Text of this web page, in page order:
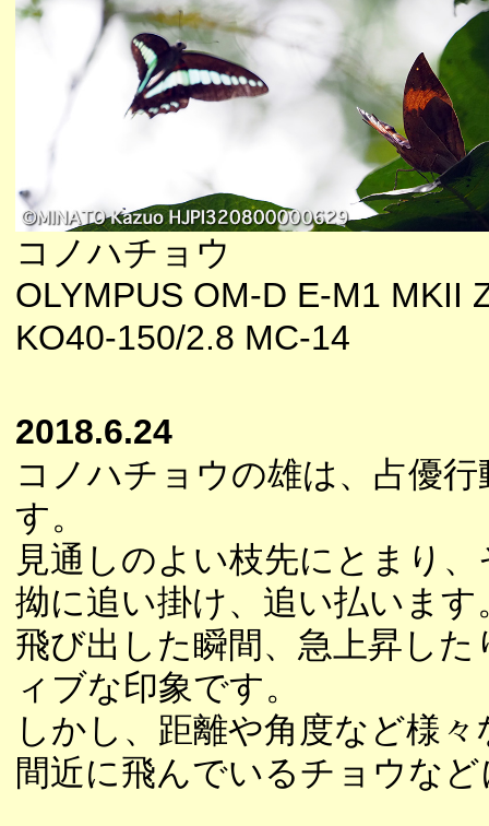
コノハチョウ
OLYMPUS OM-D E-M1 MKII
KO40-150/2.8 MC-14
2018.6.24
コノハチョウの雄は、占優
す。
見通しのよい枝先にとまり
拗に追い掛け、追い払います
飛び出した瞬間、急上昇し
ィブな印象です。
しかし、距離や角度など様
間近に飛んでいるチョウな